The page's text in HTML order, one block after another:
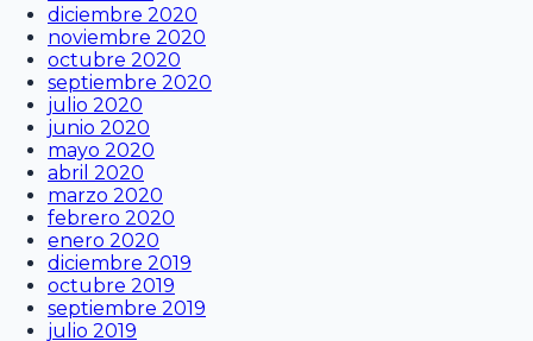
diciembre 2020
noviembre 2020
octubre 2020
septiembre 2020
julio 2020
junio 2020
mayo 2020
abril 2020
marzo 2020
febrero 2020
enero 2020
diciembre 2019
octubre 2019
septiembre 2019
julio 2019